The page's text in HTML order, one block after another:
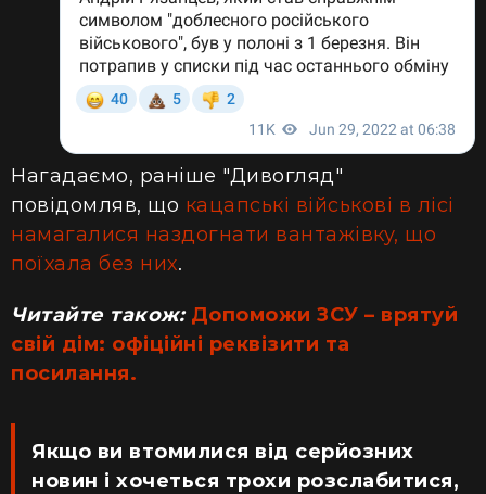
Нагадаємо, раніше "Дивогляд"
повідомляв, що кацапські військові в лісі
намагалися наздогнати вантажівку, що
поїхала без них.
Читайте також: Допоможи ЗСУ – врятуй
свій дім: офіційні реквізити та
посилання.
Якщо ви втомилися від серйозних
новин і хочеться трохи розслабитися,